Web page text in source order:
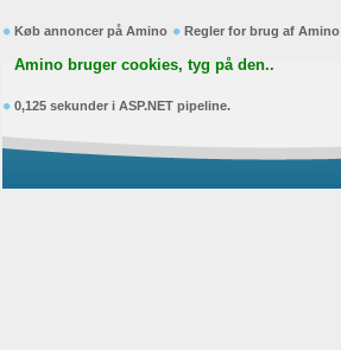
Køb annoncer på Amino Regler for brug af Amino
Amino bruger cookies, tyg på den..
0,125 sekunder i ASP.NET pipeline.